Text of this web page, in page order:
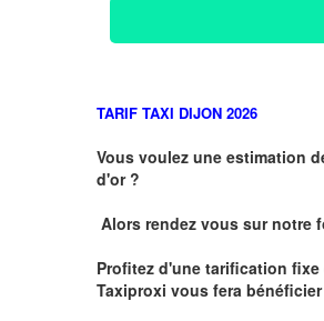
TARIF TAXI DIJON 2026
Vous voulez une estimation
d'or ?
Alors rendez vous sur notre
Profitez d'une tarification
Taxiproxi vous fera